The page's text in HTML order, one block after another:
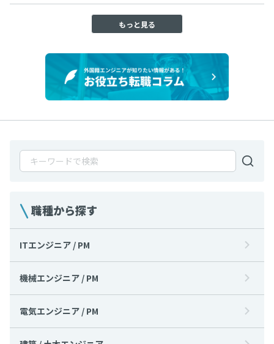
職種から探す
ITエンジニア / PM
機械エンジニア / PM
電気エンジニア / PM
もっと見る